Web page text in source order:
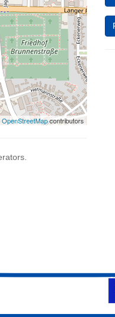
OpenStreetMapcontributors